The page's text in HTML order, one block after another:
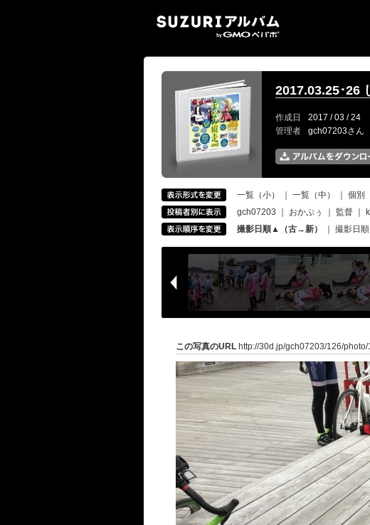
2017.03.25･26
作成日 2017 / 03 / 24
管理者
gch07203さん
一覧（小） 一覧（中） 個別
gch07203
おかぷぅ 監督
撮影日順▲（古→新）
撮影日
この写真のURL http://30d.jp/gch07203/126/